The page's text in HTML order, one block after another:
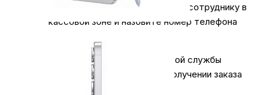
получения заказа обратитесь к сотруднику в
кассовой зоне и назовите номер телефона
Оплата за доставку любой почтовой службы
осуществляется отдельно, при получении заказа
и не входит в сумму заказа.